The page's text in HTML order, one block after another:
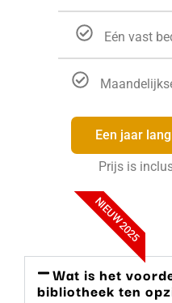
Eén vast
Een jaar
Prijs is
NIEUW 2025
Wat is het
bibliotheek ten